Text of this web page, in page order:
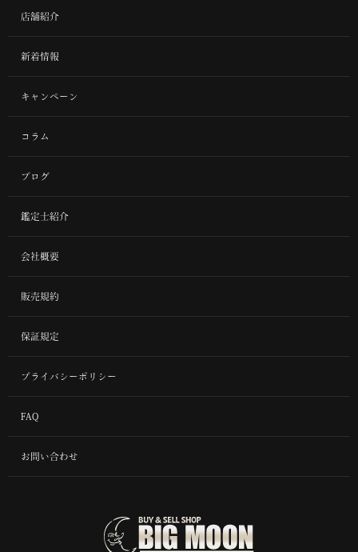
店舗紹介
新着情報
キャンペーン
コラム
ブログ
鑑定士紹介
会社概要
販売規約
保証規定
プライバシーポリシー
FAQ
お問い合わせ